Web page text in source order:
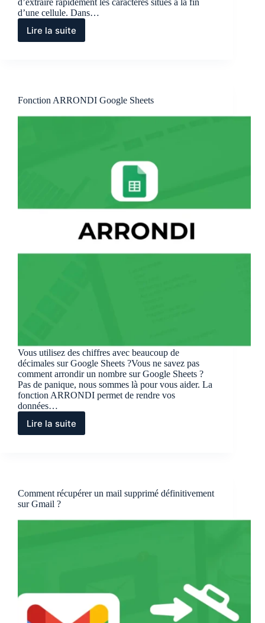
d’extraire rapidement les caractères situés à la fin
d’une cellule. Dans…
Lire la suite
Tout
Sheets
Fonction ARRONDI Google Sheets
Vous utilisez des chiffres avec beaucoup de
décimales sur Google Sheets ?Vous ne savez pas
comment arrondir un nombre sur Google Sheets ?
Pas de panique, nous sommes là pour vous aider. La
fonction ARRONDI permet de rendre vos
données…
Lire la suite
Fonction
Comment récupérer un mail supprimé définitivement
sur Gmail ?